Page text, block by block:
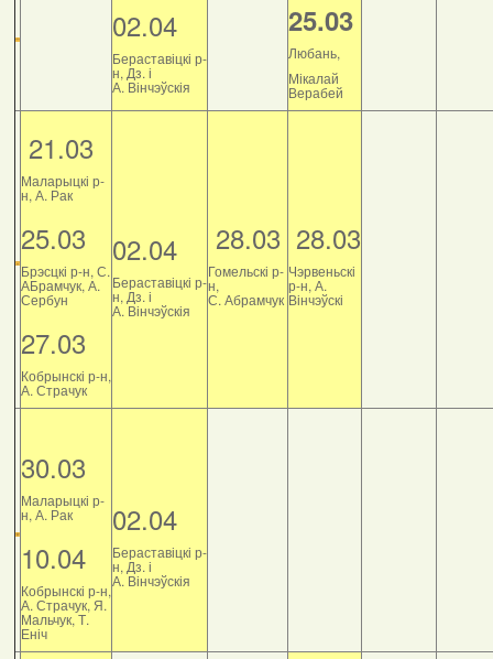
02.04
Бераставіцкі р-
н, Дз. і
А. Вінчэўскія
25.03
Любань,
Мікалай
Верабей
21.03
Маларыцкі р-
н, А. Рак
25.03
Брэсцкі р-н, С.
АБрамчук, А.
Сербун
27.03
Кобрынскі р-н,
А. Страчук
02.04
Бераставіцкі р-
н, Дз. і
А. Вінчэўскія
28.03
Гомельскі р-
н,
С. Абрамчук
28.03
Чэрвеньскі
р-н, А.
Вінчэўскі
30.03
Маларыцкі р-
н, А. Рак
10.04
Кобрынскі р-н,
А. Страчук, Я.
Мальчук, Т.
Еніч
02.04
Бераставіцкі р-
н, Дз. і
А. Вінчэўскія